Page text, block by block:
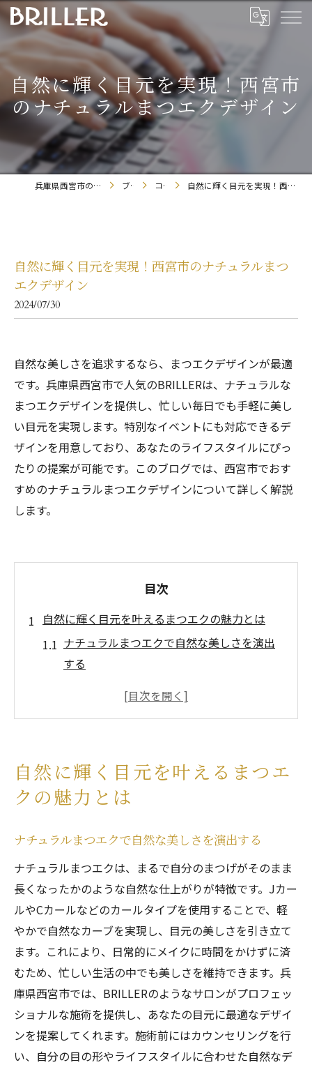
自然に輝く目元を実現！西宮市
のナチュラルまつエクデザイン
兵庫県西宮市のまつエクならBRILLER ブログ コラム 自然に輝く目元を実現！西宮市のナチュラルまつエクデザイン
自然に輝く目元を実現！西宮市のナチュラルまつ
エクデザイン
2024/07/30
自然な美しさを追求するなら、まつエクデザインが最適
です。兵庫県西宮市で人気のBRILLERは、ナチュラルな
まつエクデザインを提供し、忙しい毎日でも手軽に美し
い目元を実現します。特別なイベントにも対応できるデ
ザインを用意しており、あなたのライフスタイルにぴっ
たりの提案が可能です。このブログでは、西宮市でおす
すめのナチュラルまつエクデザインについて詳しく解説
します。
目次
自然に輝く目元を叶えるまつエクの魅力とは
ナチュラルまつエクで自然な美しさを演出
する
まつエクがもたらす目元の明るさと自信
ナチュラルまつエクがもたらす楽しい変化
まつエクで実現する自然な輝きとは
理由
西宮市の女性に支持されるナチュラルまつ
エク
地域で評判の高いまつエクサロン
ナチュラルデザインのまつエクが選ばれる
理由
西宮市のトレンドをリードするまつエクデ
ザイン
地元で愛されるナチュラルまつエクの魅力
西宮市でのまつエク人気の背景
自然に輝く目元を叶えるまつエ
クの魅力とは
ナチュラルまつエクで自然な美しさを演出する
ナチュラルまつエクは、まるで自分のまつげがそのまま
長くなったかのような自然な仕上がりが特徴です。Jカー
ルやCカールなどのカールタイプを使用することで、軽
やかで自然なカーブを実現し、目元の美しさを引き立て
ます。これにより、日常的にメイクに時間をかけずに済
むため、忙しい生活の中でも美しさを維持できます。兵
庫県西宮市では、BRILLERのようなサロンがプロフェッ
ショナルな施術を提供し、あなたの目元に最適なデザイ
ンを提案してくれます。施術前にはカウンセリングを行
い、自分の目の形やライフスタイルに合わせた自然なデ